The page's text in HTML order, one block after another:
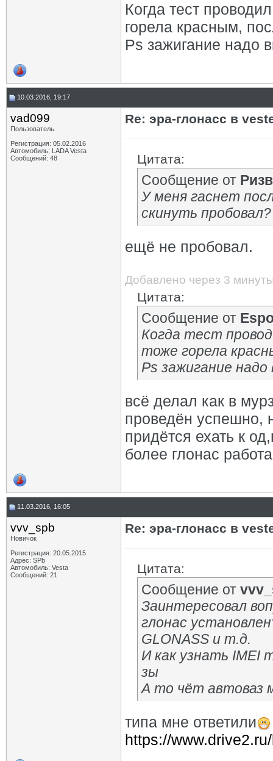
Когда тест
горела красным,
Ps зажигание надо
10.03.2016, 19:17
vad099
Пользователь
Регистрация: 05.02.2016
Автомобиль: LADA Vesta
Сообщений: 48
Re: эра-глонасс в
Цитата:
Сообщение от
У меня гаснет
скинуть пробовал?
ещё не пробовал.
Добавлено через 3
Цитата:
Сообщение от
Когда тест
тоже горела
Ps зажигание
всё делал как в
проведён успешно,
придётся ехать к
более глонас
11.03.2016, 16:05
vvv_spb
Новичок
Регистрация: 20.05.2015
Адрес: SPb
Автомобиль: Vesta
Сообщений: 21
Re: эра-глонасс в
Цитата:
Сообщение от
Заинтересовал
глонас
GLONASS и т.д.
И как узнать IMEI
зы
А то чёт автоваз
типа мне ответили
https://